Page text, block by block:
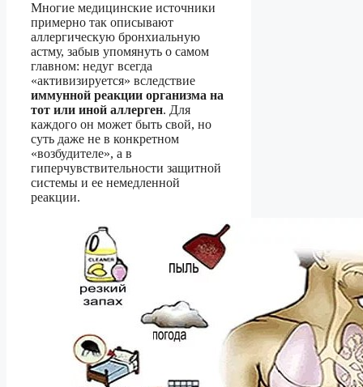
Многие медицинские источники
примерно так описывают
аллергическую бронхиальную
астму, забыв упомянуть о самом
главном: недуг всегда
«активизируется» вследствие
иммунной реакции организма на
тот или иной аллерген. Для
каждого он может быть свой, но
суть даже не в конкретном
«возбудителе», а в
гиперчувствительности защитной
системы и ее немедленной
реакции.